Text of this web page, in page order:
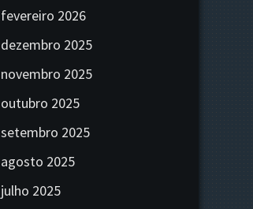
fevereiro 2026
dezembro 2025
novembro 2025
outubro 2025
setembro 2025
agosto 2025
julho 2025